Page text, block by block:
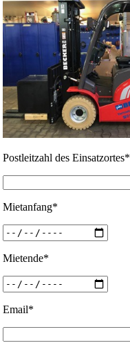
Postleitzahl des Einsatzortes*
Mietanfang*
Mietende*
Email*